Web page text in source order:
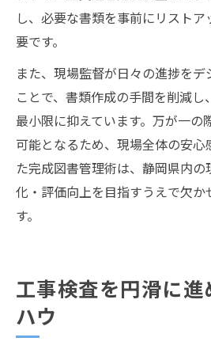
し、必要な書類を事前にリスト
要です。
また、現場監督が日々の進捗を
ことで、書類作成の手間を削減
最小限に抑えています。万が一の
可能となるため、現場全体の安心
た完成図書管理術は、静岡県内
化・評価向上を目指すうえで欠
す。
工事検査を円滑に進
ハウ